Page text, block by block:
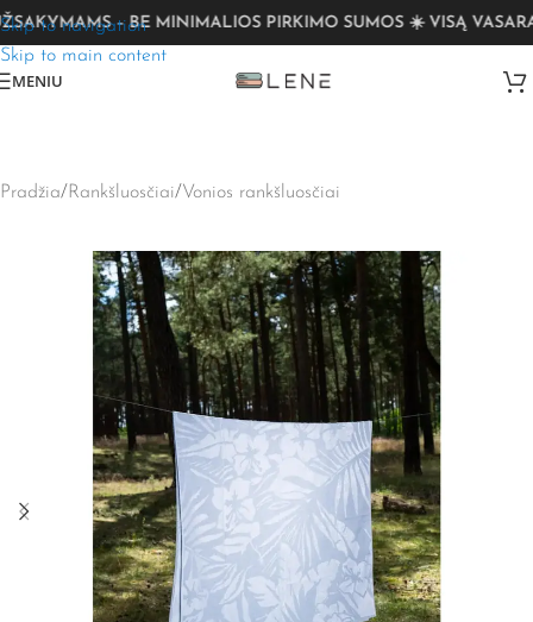
Skip to navigation
Skip to main content
– BE MINIMALIOS PIRKIMO SUMOS ☀️ VISĄ VASARĄ
MENIU
Pradžia/Rankšluosčiai/Vonios rankšluosčiai